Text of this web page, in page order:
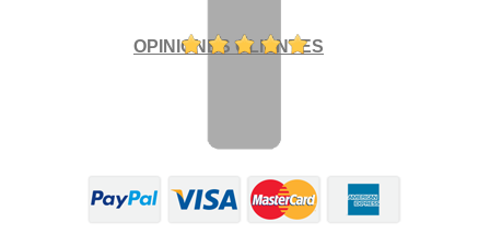
OPINIONES CLIENTES